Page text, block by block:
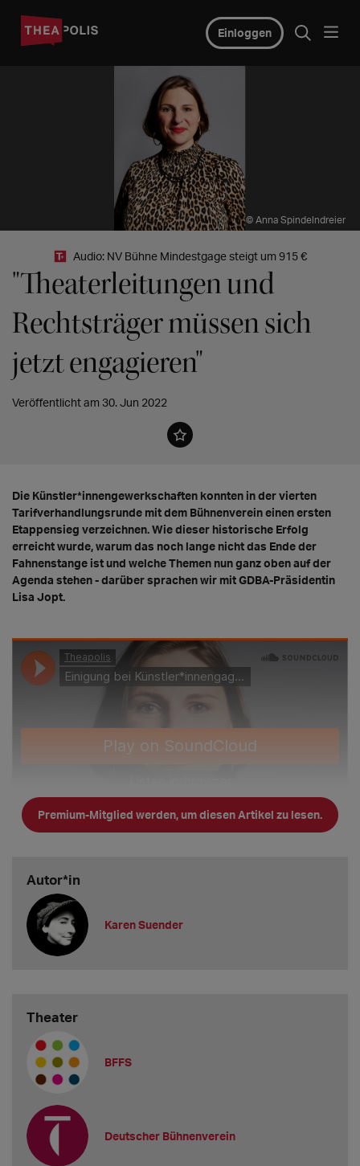
Einloggen
© Anna Spindelndreier
Audio: NV Bühne Mindestgage steigt um 915 €
"Theaterleitungen und
Rechtsträger müssen sich
jetzt engagieren"
Veröffentlicht am 30. Jun 2022
Die Künstler*innengewerkschaften konnten in der vierten
Tarifverhandlungsrunde mit dem Bühnenverein einen ersten
Etappensieg verzeichnen. Wie dieser historische Erfolg
erreicht wurde, warum das noch lange nicht das Ende der
Fahnenstange ist und welche Themen nun ganz oben auf der
Agenda stehen - darüber sprachen wir mit GDBA-Präsidentin
Lisa Jopt.
Premium-Mitglied werden, um diesen Artikel zu lesen.
Autor*in
Karen Suender
Theater
BFFS
Deutscher Bühnenverein